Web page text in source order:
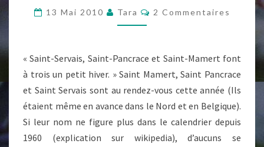
EN
CONFITURE
LA
CANNELLE
13 Mai 2010 Tara Commentaires
2 Commentaires
« Saint-Servais, Saint-Pancrace et Saint-Mamert font
à trois un petit hiver. » Saint Mamert, Saint Pancrace
et Saint Servais sont au rendez-vous cette année (Ils
étaient même en avance dans le Nord et en Belgique).
Si leur nom ne figure plus dans le calendrier depuis
1960 (explication sur wikipedia), d’aucuns se